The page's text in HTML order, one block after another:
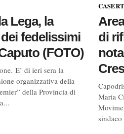
Lega, la
fedelissimi
(FOTO)
E’ di ieri sera la
organizzativa della
della Provincia di
di
Maria
sindaco